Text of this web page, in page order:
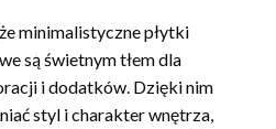
minimalistyczne płytki
są świetnym tłem dla
i dodatków. Dzięki nim
styl i charakter wnętrza,